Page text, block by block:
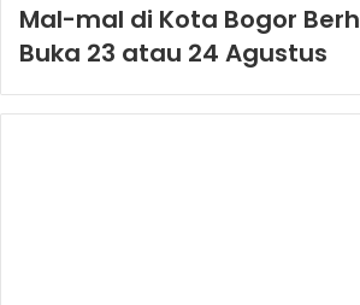
Mal-mal di Kota Bogor
Buka 23 atau 24 Agustus